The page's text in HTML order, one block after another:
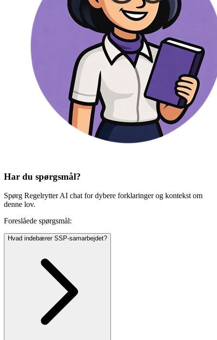
Har du spørgsmål?
Spørg Regelrytter AI chat for dybere forklaringer og kontekst om
denne lov.
Foreslåede spørgsmål:
Hvad indebærer SSP-samarbejdet?